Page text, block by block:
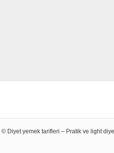
© Diyet yemek tarifleri – Pratik ve light